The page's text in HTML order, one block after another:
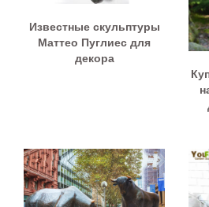
Известные скульптуры
Маттео Пуглиес для
декора